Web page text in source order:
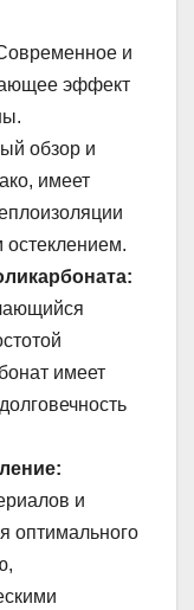
и
эффект
обзор и
имеет
имеет
и
оптимального